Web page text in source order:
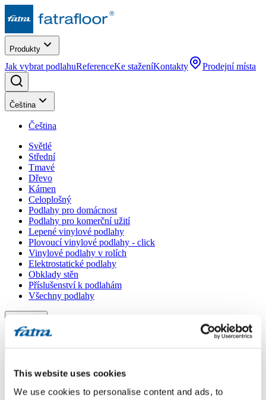
This website uses cookies
We use cookies to personalise content and ads, to
Produkty
Jak vybrat podlahuReferenceKe staženíKontakty Prodejní místa
Čeština
Čeština
Světlé
Střední
Tmavé
Dřevo
Kámen
Celoplošný
Podlahy pro domácnost
Podlahy pro komerční užití
Lepené vinylové podlahy
Plovoucí vinylové podlahy - click
Vinylové podlahy v rolích
Elektrostatické podlahy
Obklady stěn
Příslušenství k podlahám
Všechny podlahy
Menu
Domů
Dotazy
Dotaz 554